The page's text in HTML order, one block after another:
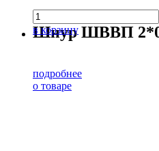
в корзину
Шнур ШВВП
подробнее
о товаре